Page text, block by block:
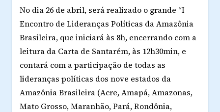
No dia 26 de abril, será realizado o grande “I
Encontro de Lideranças Políticas da Amazônia
Brasileira, que iniciará às 8h, encerrando com a
leitura da Carta de Santarém, às 12h30min, e
contará com a participação de todas as
lideranças políticas dos nove estados da
Amazônia Brasileira (Acre, Amapá, Amazonas,
Mato Grosso, Maranhão, Pará, Rondônia,